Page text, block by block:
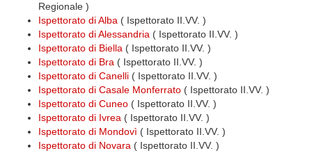
Regionale )
Ispettorato di Alba ( Ispettorato II.VV. )
Ispettorato di Alessandria ( Ispettorato II.VV. )
Ispettorato di Biella ( Ispettorato II.VV. )
Ispettorato di Bra ( Ispettorato II.VV. )
Ispettorato di Canelli ( Ispettorato II.VV. )
Ispettorato di Casale Monferrato ( Ispettorato II.VV. )
Ispettorato di Cuneo ( Ispettorato II.VV. )
Ispettorato di Ivrea ( Ispettorato II.VV. )
Ispettorato di Mondovì ( Ispettorato II.VV. )
Ispettorato di Novara ( Ispettorato II.VV. )